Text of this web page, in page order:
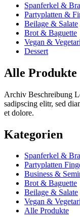
Spanferkel &
Partyplatten &
Beilage & Salate
Brot & Baguette
Vegan &
Dessert
Alle Produkte
Archiv Beschreibung
sadipscing elitr, sed
et dolore.
Kategorien
Spanferkel &
Partyplatten
Business &
Brot & Baguette
Beilage & Salate
Vegan &
Alle Produkte